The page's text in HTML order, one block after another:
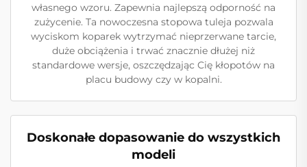
własnego wzoru. Zapewnia najlepszą odporność na
zużycenie. Ta nowoczesna stopowa tuleja pozwala
wyciskom koparek wytrzymać nieprzerwane tarcie,
duże obciążenia i trwać znacznie dłużej niż
standardowe wersje, oszczędzając Cię kłopotów na
placu budowy czy w kopalni.
Doskonałe dopasowanie do wszystkich
modeli